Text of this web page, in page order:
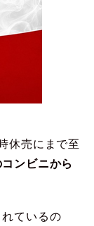
休売にまで至
ンビニから
ているの